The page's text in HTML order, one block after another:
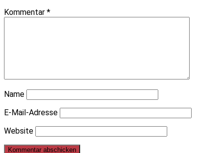
Kommentar *
Name
E-Mail-Adresse
Website